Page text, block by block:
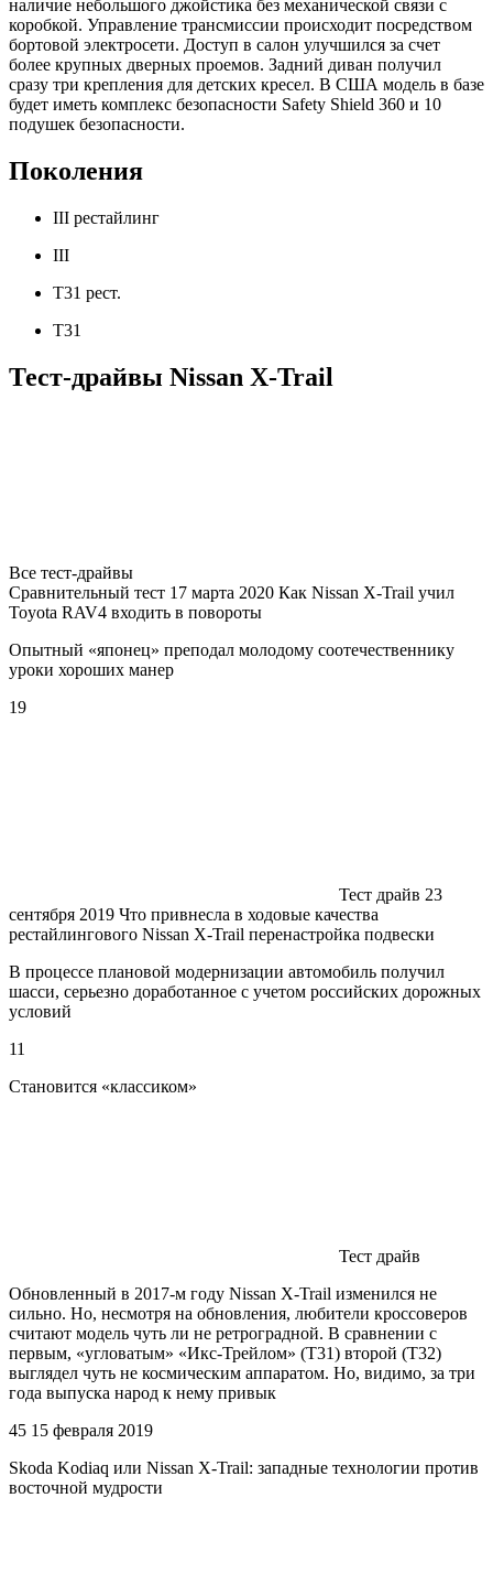
наличие небольшого джойстика без механической связи с
коробкой. Управление трансмиссии происходит посредством
бортовой электросети. Доступ в салон улучшился за счет
более крупных дверных проемов. Задний диван получил
сразу три крепления для детских кресел. В США модель в базе
будет иметь комплекс безопасности Safety Shield 360 и 10
подушек безопасности.
Поколения
III рестайлинг
III
T31 рест.
T31
Тест-драйвы Nissan X-Trail
Все тест-драйвы
Сравнительный тест 17 марта 2020 Как Nissan X-Trail учил
Toyota RAV4 входить в повороты
Опытный «японец» преподал молодому соотечественнику
уроки хороших манер
19
Тест драйв 23
сентября 2019 Что привнесла в ходовые качества
рестайлингового Nissan X-Trail перенастройка подвески
В процессе плановой модернизации автомобиль получил
шасси, серьезно доработанное с учетом российских дорожных
условий
11
Становится «классиком»
Тест драйв
Обновленный в 2017-м году Nissan X-Trail изменился не
сильно. Но, несмотря на обновления, любители кроссоверов
считают модель чуть ли не ретроградной. В сравнении с
первым, «угловатым» «Икс-Трейлом» (Т31) второй (Т32)
выглядел чуть не космическим аппаратом. Но, видимо, за три
года выпуска народ к нему привык
45 15 февраля 2019
Skoda Kodiaq или Nissan X-Trail: западные технологии против
восточной мудрости